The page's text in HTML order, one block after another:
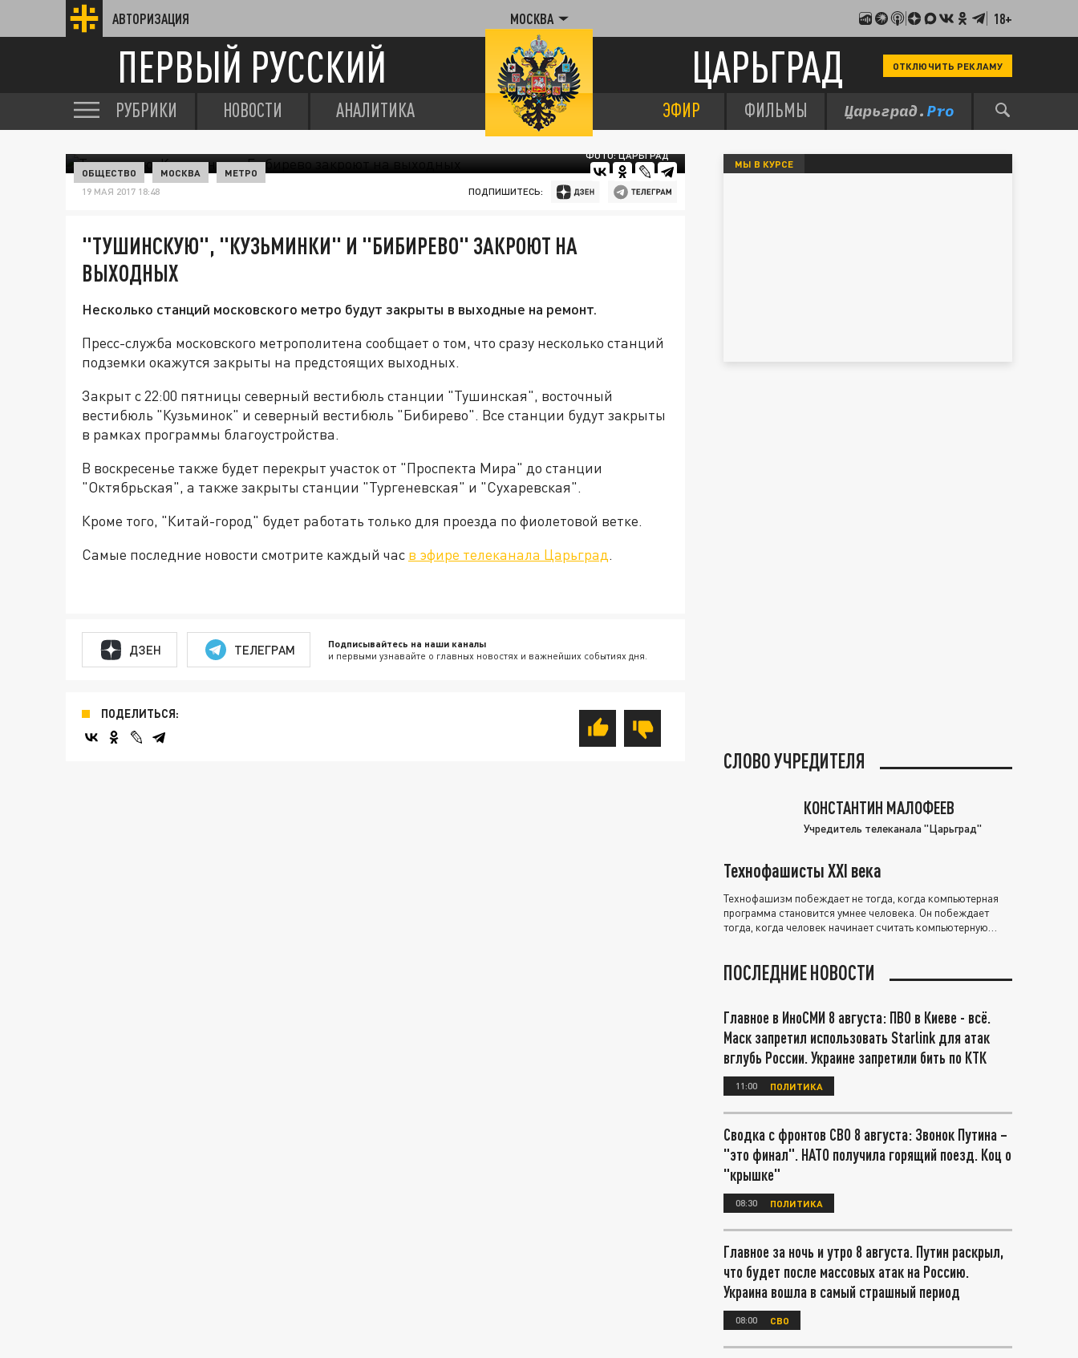
АВТОРИЗАЦИЯ МОСКВА 18+
ПЕРВЫЙ РУССКИЙ ЦАРЬГРАД ОТКЛЮЧИТЬ РЕКЛАМУ
РУБРИКИ НОВОСТИ АНАЛИТИКА ЭФИР ФИЛЬМЫ
ФОТО: ЦАРЬГРАД
ОБЩЕСТВО МОСКВА МЕТРО
19 МАЯ 2017 18:48 ПОДПИШИТЕСЬ:
"ТУШИНСКУЮ", "КУЗЬМИНКИ" И "БИБИРЕВО" ЗАКРОЮТ НА
ВЫХОДНЫХ
Несколько станций московского метро будут закрыты в выходные на ремонт.
Пресс-служба московского метрополитена сообщает о том, что сразу несколько станций
подземки окажутся закрыты на предстоящих выходных.
Закрыт с 22:00 пятницы северный вестибюль станции "Тушинская", восточный
вестибюль "Кузьминок" и северный вестибюль "Бибирево". Все станции будут закрыты
в рамках программы благоустройства.
В воскресенье также будет перекрыт участок от "Проспекта Мира" до станции
"Октябрьская", а также закрыты станции "Тургеневская" и "Сухаревская".
Кроме того, "Китай-город" будет работать только для проезда по фиолетовой ветке.
Самые последние новости смотрите каждый час в эфире телеканала Царьград.
ДЗЕН ТЕЛЕГРАМ Подписывайтесь на наши каналы
и первыми узнавайте о главных новостях и важнейших событиях дня.
ПОДЕЛИТЬСЯ:
МЫ В КУРСЕ
СЛОВО УЧРЕДИТЕЛЯ
КОНСТАНТИН МАЛОФЕЕВ
Учредитель телеканала "Царьград"
Технофашисты XXI века
Технофашизм побеждает не тогда, когда компьютерная
программа становится умнее человека. Он побеждает
тогда, когда человек начинает считать компьютерную
ПОСЛЕДНИЕ НОВОСТИ
Главное в ИноСМИ 8 августа: ПВО в Киеве - всё.
Маск запретил использовать Starlink для атак
вглубь России. Украине запретили бить по КТК
11:00 ПОЛИТИКА
Сводка с фронтов СВО 8 августа: Звонок Путина –
"это финал". НАТО получила горящий поезд. Коц о
"крышке"
08:30 ПОЛИТИКА
Главное за ночь и утро 8 августа. Путин раскрыл,
что будет после массовых атак на Россию.
Украина вошла в самый страшный период
08:00 СВО